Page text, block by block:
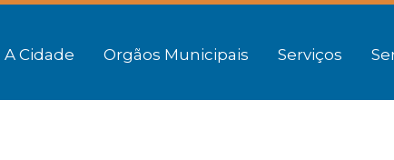
A Cidade Orgãos Municipais Serviços